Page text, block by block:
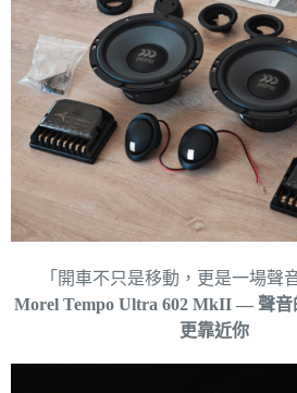
「開車不只是移動，更是一場聲
Morel Tempo Ultra 602 MkII — 聲音
更靠近你